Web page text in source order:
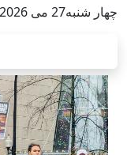
چهار شنبه27 می 2026